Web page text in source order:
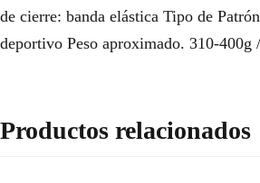
de cierre: banda elástica Tipo de
deportivo Peso aproximado. 310-400g
Productos relacionados